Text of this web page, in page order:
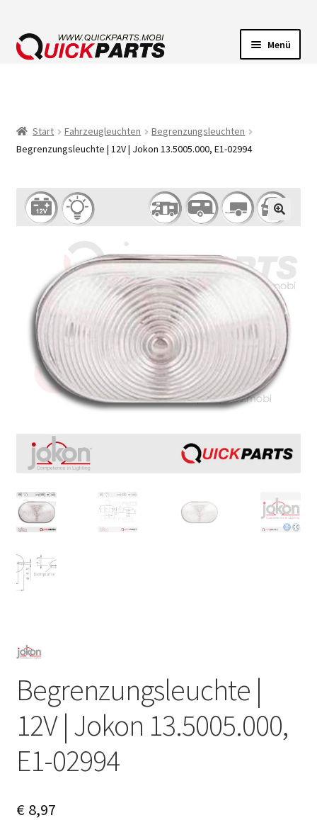
Menü
FÖRDERPUMPEN
HUPEN
Start Fahrzeugleuchten
Begrenzungsleuchten
Begrenzungsleuchte | 12V | Jokon 13.5005.000, E1-02994
Begrenzungsleuchte |
12V | Jokon 13.5005.000,
E1-02994
€8,97